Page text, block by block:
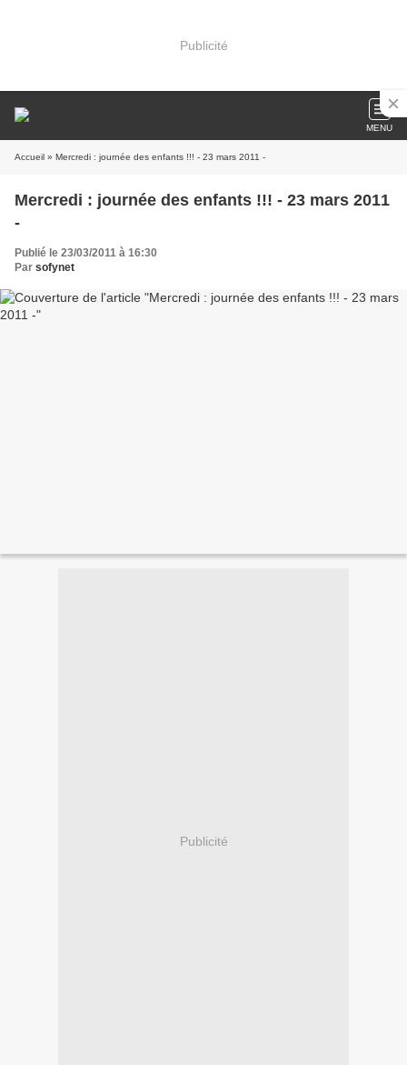
Publicité
MENU
Accueil » Mercredi : journée des enfants !!! - 23 mars 2011 -
Mercredi : journée des enfants !!! - 23 mars 2011
-
Publié le 23/03/2011 à 16:30
Par sofynet
Publicité